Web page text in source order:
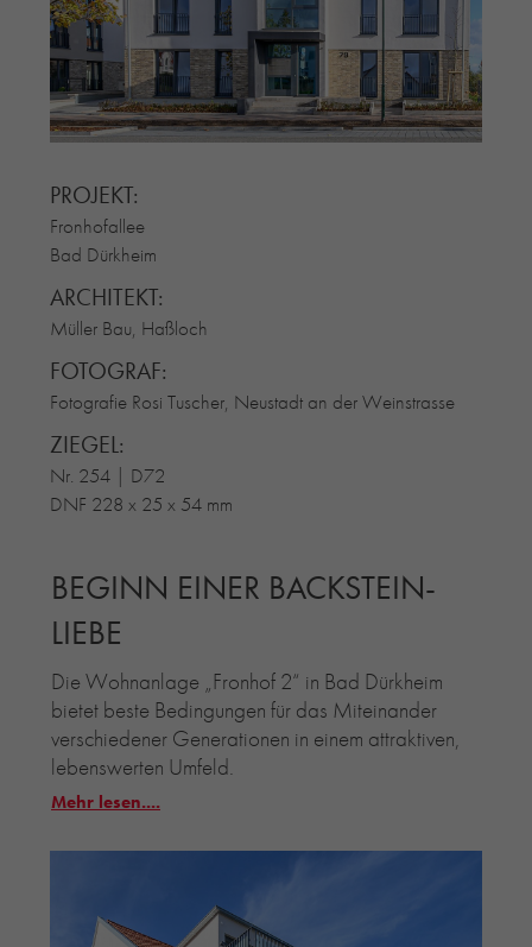
RE-USE-ZIEGEL
GLASUR-ZIEGEL
RE-USE-MÖRTEL
FASSADENPLANUNG (SCHWEIZ)
ÜBER UNS
BLOG
PROJEKT:
Fronhofallee
Bad Dürkheim
ARCHITEKT:
Müller Bau, Haßloch
FOTOGRAF:
Fotografie Rosi Tuscher, Neustadt an der Weinstrasse
ZIEGEL:
Nr. 254 | D72
DNF 228 x 25 x 54 mm
BEGINN EINER BACKSTEIN-
LIEBE
Die Wohnanlage „Fronhof 2“ in Bad Dürkheim
bietet beste Bedingungen für das Miteinander
verschiedener Generationen in einem attraktiven,
lebenswerten Umfeld.
Mehr lesen....